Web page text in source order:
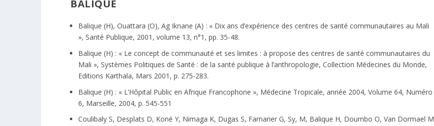
BALIQUE
Balique (H), Ouattara (O), Ag Iknane (A) : « Dix ans d’expérience des centres de santé communautaires au Mali
», Santé Publique, 2001, volume 13, n°1, pp. 35-48.
Balique (H) : « Le concept de communauté et ses limites : à propose des centres de santé communautaires du
Mali », Systèmes Politiques de Santé : de la santé publique à l’anthropologie, Collection Médecines du Monde,
Editions Karthala, Mars 2001, p. 275-283.
Balique (H) : « L’Hôpital Public en Afrique Francophone », Médecine Tropicale, année 2004, Volume 64, Numéro
6, Marseille, 2004, p. 545-551
Coulibaly S, Desplats D, Koné Y, Nimaga K, Dugas S, Farnarier G, Sy, M, Balique H, Doumbo O, Van Dormael M